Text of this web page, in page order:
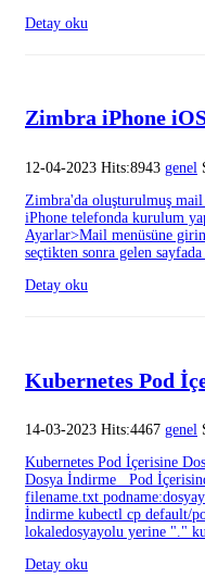
Detay oku
Zimbra iPhone
12-04-2023 Hits:8943 genel
Zimbra'da oluşturulmuş mail
iPhone telefonda kurulum
Ayarlar>Mail menüsüne
seçtikten sonra gelen
Detay oku
Kubernetes Pod
14-03-2023 Hits:4467 genel
Kubernetes Pod İçerisine
Dosya İndirme Pod
filename.txt
İndirme kubectl cp default/
lokaledosyayolu yerine "."
Detay oku